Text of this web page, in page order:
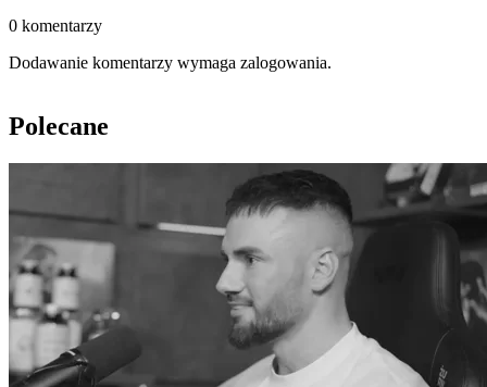
0 komentarzy
Dodawanie komentarzy wymaga zalogowania.
Polecane